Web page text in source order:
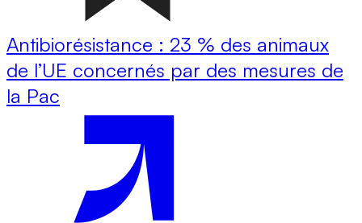
Antibiorésistance : 23 % des animaux
de l’UE concernés par des mesures de
la Pac